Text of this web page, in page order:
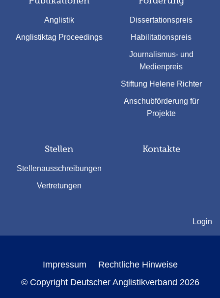
Anglistik
Anglistiktag Proceedings
Dissertationspreis
Habilitationspreis
Journalismus- und
Medienpreis
Stiftung Helene Richter
Anschubförderung für
Projekte
Stellen
Stellenausschreibungen
Vertretungen
Kontakte
Login
Impressum
Rechtliche Hinweise
© Copyright Deutscher Anglistikverband 2026